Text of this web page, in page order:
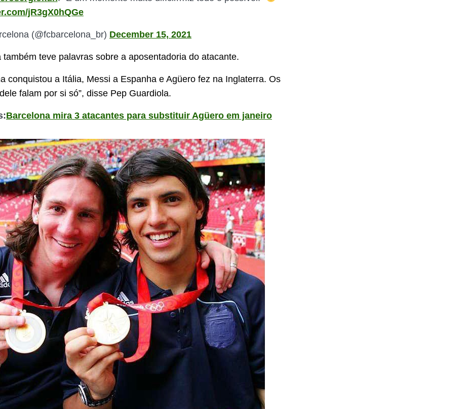
jR3gX0hQGe
(@fcbarcelona_br) December 15, 2021
também teve palavras sobre a aposentadoria do atacante.
conquistou a Itália, Messi a Espanha e Agüero fez na Inglaterra. Os
falam por si só”, disse Pep Guardiola.
Barcelona mira 3 atacantes para substituir Agüero em janeiro